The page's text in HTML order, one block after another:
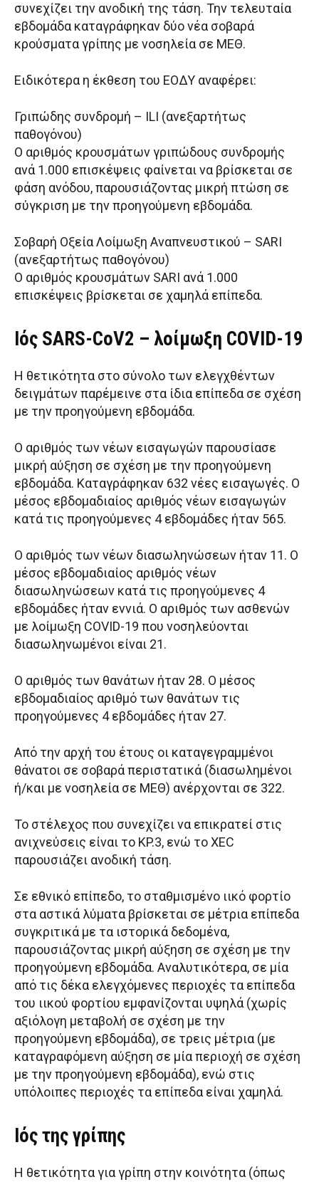
συνεχίζει την ανοδική της τάση. Την τελευταία
εβδομάδα καταγράφηκαν δύο νέα σοβαρά
κρούσματα γρίπης με νοσηλεία σε ΜΕΘ.
Ειδικότερα η έκθεση του ΕΟΔΥ αναφέρει:
Γριπώδης συνδρομή – ILI (ανεξαρτήτως
παθογόνου)
Ο αριθμός κρουσμάτων γριπώδους συνδρομής
ανά 1.000 επισκέψεις φαίνεται να βρίσκεται σε
φάση ανόδου, παρουσιάζοντας μικρή πτώση σε
σύγκριση με την προηγούμενη εβδομάδα.
Σοβαρή Οξεία Λοίμωξη Αναπνευστικού – SARI
(ανεξαρτήτως παθογόνου)
Ο αριθμός κρουσμάτων SARI ανά 1.000
επισκέψεις βρίσκεται σε χαμηλά επίπεδα.
Ιός SARS-CoV2 – λοίμωξη COVID-19
Η θετικότητα στο σύνολο των ελεγχθέντων
δειγμάτων παρέμεινε στα ίδια επίπεδα σε σχέση
με την προηγούμενη εβδομάδα.
Ο αριθμός των νέων εισαγωγών παρουσίασε
μικρή αύξηση σε σχέση με την προηγούμενη
εβδομάδα. Καταγράφηκαν 632 νέες εισαγωγές. Ο
μέσος εβδομαδιαίος αριθμός νέων εισαγωγών
κατά τις προηγούμενες 4 εβδομάδες ήταν 565.
Ο αριθμός των νέων διασωληνώσεων ήταν 11. Ο
μέσος εβδομαδιαίος αριθμός νέων
διασωληνώσεων κατά τις προηγούμενες 4
εβδομάδες ήταν εννιά. Ο αριθμός των ασθενών
με λοίμωξη COVID-19 που νοσηλεύονται
διασωληνωμένοι είναι 21.
Ο αριθμός των θανάτων ήταν 28. Ο μέσος
εβδομαδιαίος αριθμό των θανάτων τις
προηγούμενες 4 εβδομάδες ήταν 27.
Από την αρχή του έτους οι καταγεγραμμένοι
θάνατοι σε σοβαρά περιστατικά (διασωλημένοι
ή/και με νοσηλεία σε ΜΕΘ) ανέρχονται σε 322.
Το στέλεχος που συνεχίζει να επικρατεί στις
ανιχνεύσεις είναι το KP.3, ενώ το XEC
παρουσιάζει ανοδική τάση.
Σε εθνικό επίπεδο, το σταθμισμένο ιικό φορτίο
στα αστικά λύματα βρίσκεται σε μέτρια επίπεδα
συγκριτικά με τα ιστορικά δεδομένα,
παρουσιάζοντας μικρή αύξηση σε σχέση με την
προηγούμενη εβδομάδα. Αναλυτικότερα, σε μία
από τις δέκα ελεγχόμενες περιοχές τα επίπεδα
του ιικού φορτίου εμφανίζονται υψηλά (χωρίς
αξιόλογη μεταβολή σε σχέση με την
προηγούμενη εβδομάδα), σε τρεις μέτρια (με
καταγραφόμενη αύξηση σε μία περιοχή σε σχέση
με την προηγούμενη εβδομάδα), ενώ στις
υπόλοιπες περιοχές τα επίπεδα είναι χαμηλά.
Ιός της γρίπης
Η θετικότητα για γρίπη στην κοινότητα (όπως